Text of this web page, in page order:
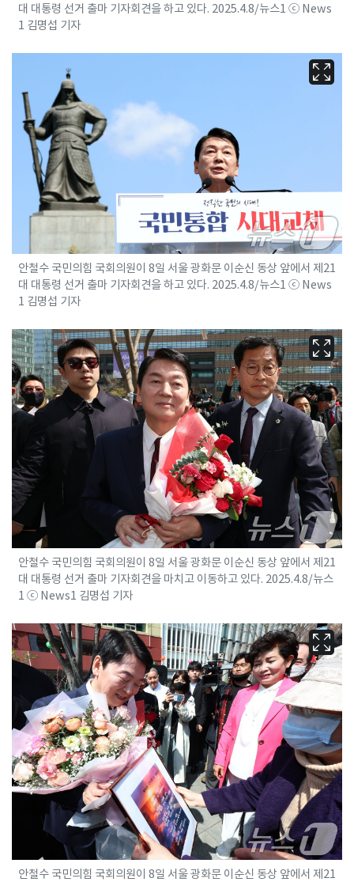
대 대통령 선거 출마 기자회견을 하고 있다. 2025.4.8/뉴스1 ⓒ News
1 김명섭 기자
안철수 국민의힘 국회의원이 8일 서울 광화문 이순신 동상 앞에서 제21
대 대통령 선거 출마 기자회견을 하고 있다. 2025.4.8/뉴스1 ⓒ News
1 김명섭 기자
안철수 국민의힘 국회의원이 8일 서울 광화문 이순신 동상 앞에서 제21
대 대통령 선거 출마 기자회견을 마치고 이동하고 있다. 2025.4.8/뉴스
1 ⓒ News1 김명섭 기자
안철수 국민의힘 국회의원이 8일 서울 광화문 이순신 동상 앞에서 제21